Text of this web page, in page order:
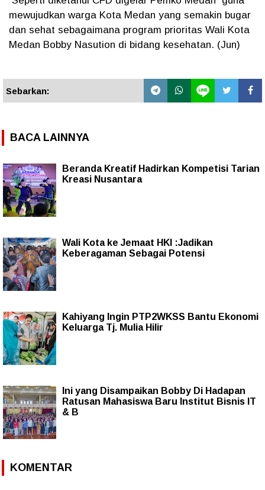
mewujudkan warga Kota Medan yang semakin bugar
dan sehat sebagaimana program prioritas Wali Kota
Medan Bobby Nasution di bidang kesehatan. (Jun)
Sebarkan:
BACA LAINNYA
Beranda Kreatif Hadirkan Kompetisi Tarian
Kreasi Nusantara
Wali Kota ke Jemaat HKI :Jadikan
Keberagaman Sebagai Potensi
Kahiyang Ingin PTP2WKSS Bantu Ekonomi
Keluarga Tj. Mulia Hilir
Ini yang Disampaikan Bobby Di Hadapan
Ratusan Mahasiswa Baru Institut Bisnis IT
& B
KOMENTAR